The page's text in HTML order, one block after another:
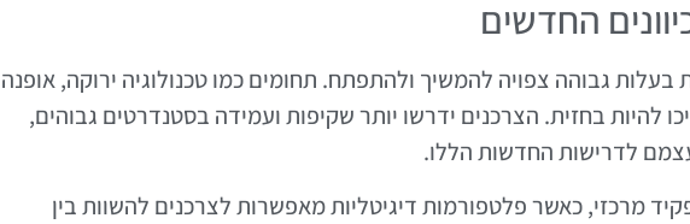
החדשים
גבוהה צפויה להמשיך ולהתפתח. תחומים כמו טכנולוגיה ירוקה, אופנה
להיות בחזית. הצרכנים ידרשו יותר שקיפות ועמידה בסטנדרטים גבוהים,
לדרישות החדשות הללו.
מרכזי, כאשר פלטפורמות דיגיטליות מאפשרות לצרכנים להשוות בין